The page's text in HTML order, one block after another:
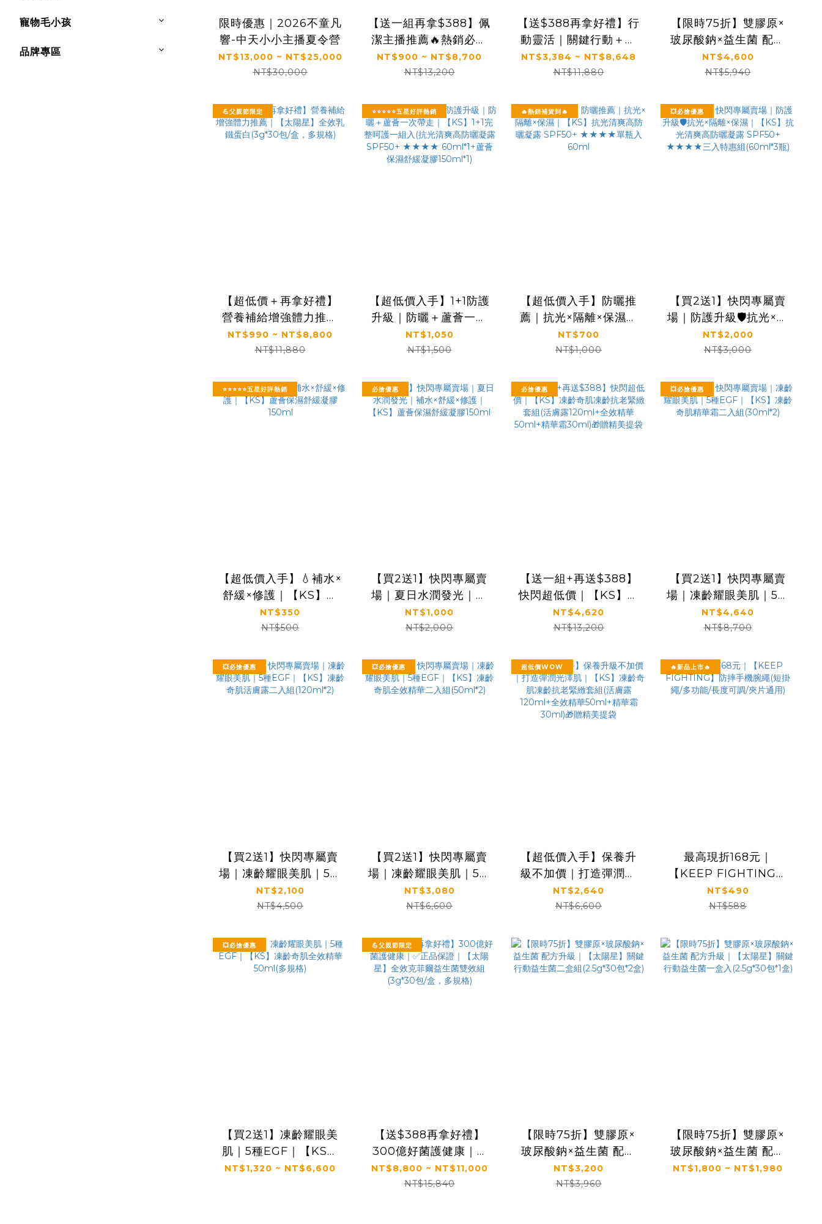
寵物毛小孩
品牌專區
限時優惠｜2026不童凡
響-中天小小主播夏令營
NT$13,000 ~ NT$25,000
NT$30,000
【送一組再拿$388】佩
潔主播推薦🔥熱銷必買
組｜【KS】凍齡奇肌活
膚露/全效精華/精華霜
NT$900 ~ NT$8,700
NT$13,200
【送$388再拿好禮】行
動靈活｜關鍵行動＋健
康好眠＋益生菌｜【太
陽星】全效克菲爾益生
規格)
NT$3,384 ~ NT$8,648
NT$11,880
【限時75折】雙膠原×
玻尿酸鈉×益生菌 配方
升級｜【太陽星】關鍵
行動益生菌三盒組
NT$4,600
NT$5,940
💪父親節限定
【超低價＋再拿好禮】
營養補給增強體力推薦
｜【太陽星】全效乳鐵
蛋白(3g*30包/盒，多
NT$990 ~ NT$8,800
NT$11,880
⭐⭐⭐⭐⭐五星好評熱銷
【超低價入手】1+1防護
升級｜防曬＋蘆薈一次
帶走｜【KS】1+1完整呵
護一組入(抗光清爽高防
★★★★ 60ml*1+蘆薈
保濕舒緩凝膠150ml*1)
NT$1,050
NT$1,500
🔥熱銷補貨到🔥
【超低價入手】防曬推
薦｜抗光×隔離×保濕｜
【KS】抗光清爽高防曬
凝露 SPF50+ ★★★★
NT$700
NT$1,000
💥必搶優惠
【買2送1】快閃專屬賣
場｜防護升級🛡️抗光×隔
離×保濕｜【KS】抗光
清爽高防曬凝露
特惠組(60ml*3瓶)
NT$2,000
NT$3,000
⭐⭐⭐⭐⭐五星好評熱銷
【超低價入手】💧補水×
舒緩×修護｜【KS】蘆
薈保濕舒緩凝膠150ml
NT$350
NT$500
必搶優惠
【買2送1】快閃專屬賣
場｜夏日水潤發光｜補
水×舒緩×修護｜【KS】
蘆薈保濕舒緩凝膠
NT$1,000
NT$2,000
必搶優惠
【送一組+再送$388】
快閃超低價｜【KS】凍
齡奇肌凍齡抗老緊緻套
組(活膚露120ml+全效
30ml)🎁贈精美提袋
NT$4,620
NT$13,200
💥必搶優惠
【買2送1】快閃專屬賣
場｜凍齡耀眼美肌｜5種
EGF｜【KS】凍齡奇肌
精華霜二入組(30ml*2)
NT$4,640
NT$8,700
💥必搶優惠
【買2送1】快閃專屬賣
場｜凍齡耀眼美肌｜5種
EGF｜【KS】凍齡奇肌
活膚露二入組
NT$2,100
NT$4,500
💥必搶優惠
【買2送1】快閃專屬賣
場｜凍齡耀眼美肌｜5種
EGF｜【KS】凍齡奇肌
全效精華二入組
NT$3,080
NT$6,600
超低價WOW
【超低價入手】保養升
級不加價｜打造彈潤光
澤肌｜【KS】凍齡奇肌
凍齡抗老緊緻套組(活膚
50ml+精華霜30ml)🎁
贈精美提袋
NT$2,640
NT$6,600
🔥新品上市🔥
最高現折168元｜
【KEEP FIGHTING】
防摔手機腕繩(短掛繩/多
功能/長度可調/夾片通
NT$490
NT$588
💥必搶優惠
【買2送1】凍齡耀眼美
肌｜5種EGF｜【KS】
凍齡奇肌全效精華
NT$1,320 ~ NT$6,600
💪父親節限定
【送$388再拿好禮】
300億好菌護健康｜✅
正品保證｜【太陽星】
全效克菲爾益生菌雙效
NT$8,800 ~ NT$11,000
NT$15,840
【限時75折】雙膠原×
玻尿酸鈉×益生菌 配方
升級｜【太陽星】關鍵
行動益生菌二盒組
NT$3,200
NT$3,960
【限時75折】雙膠原×
玻尿酸鈉×益生菌 配方
升級｜【太陽星】關鍵
NT$1,800 ~ NT$1,980